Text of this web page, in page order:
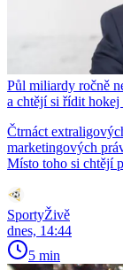
Půl miliardy ročně
a chtějí si řídit hokej
Čtrnáct
marketingových
Místo toho si chtějí
SportyŽivě
dnes, 14:44
5 min